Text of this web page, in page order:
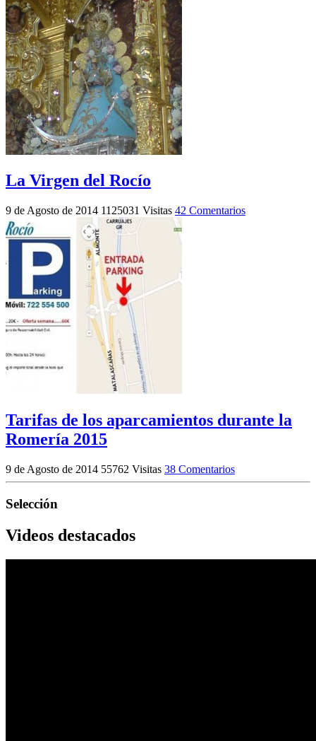
La Virgen del Rocío
9 de Agosto de 2014 1125031 Visitas 42 Comentarios
Tarifas de los aparcamientos durante la
Romería 2015
9 de Agosto de 2014 55762 Visitas 38 Comentarios
Selección
Videos destacados